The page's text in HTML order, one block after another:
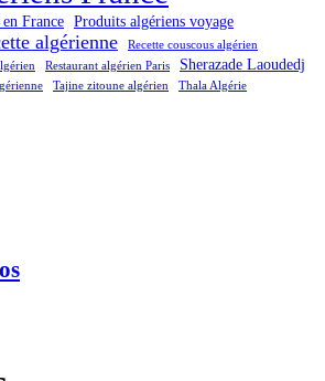
France Produits algériens voyage
algérienne
Recette couscous algérien
Restaurant algérien Paris Sherazade Laoudedj
Tajine zitoune algérien Thala Algérie